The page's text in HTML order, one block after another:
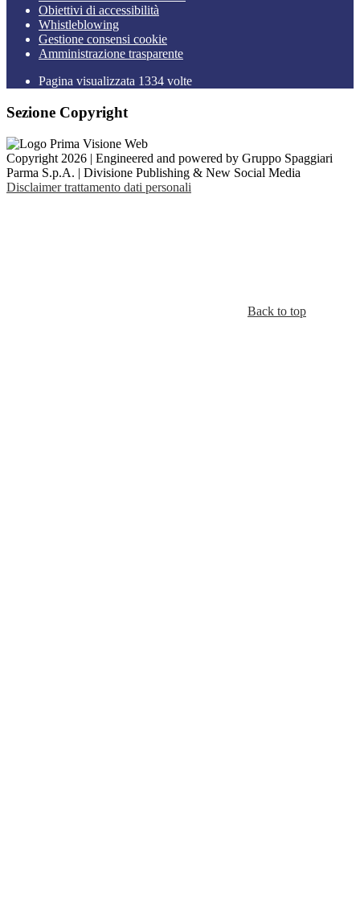
Obiettivi di accessibilità
Whistleblowing
Gestione consensi cookie
Amministrazione trasparente
Pagina visualizzata 1334 volte
Sezione Copyright
Copyright 2026 | Engineered and powered by Gruppo Spaggiari
Parma S.p.A. | Divisione Publishing & New Social Media
Disclaimer trattamento dati personali
Back to top